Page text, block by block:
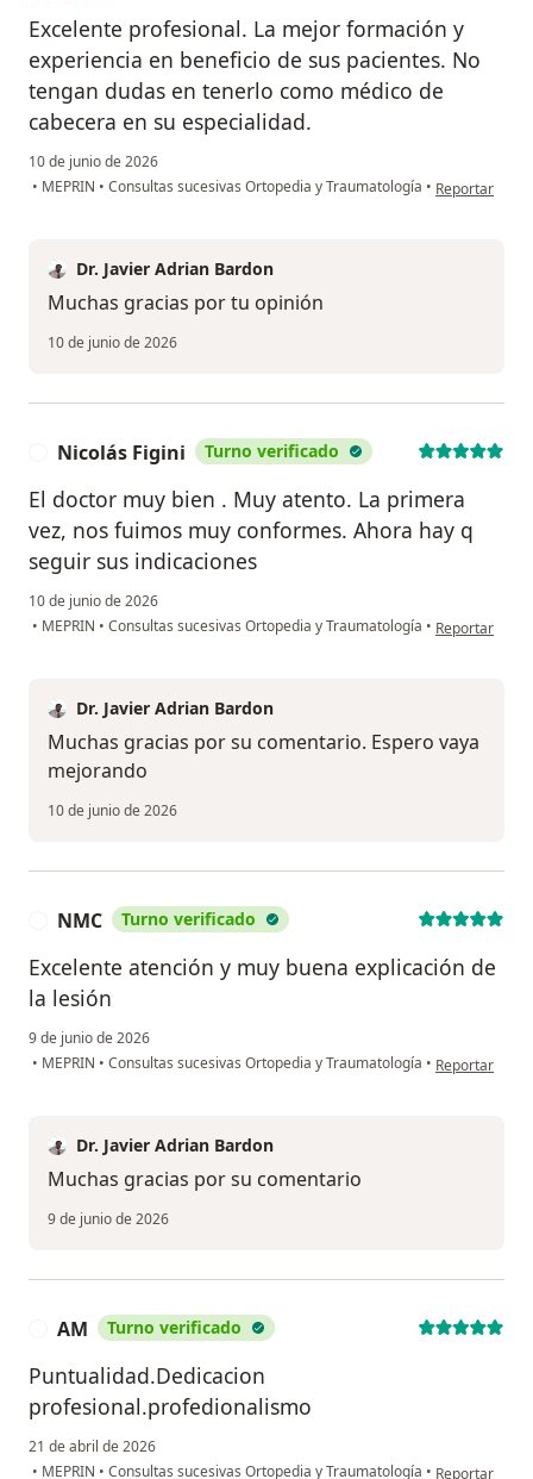
Excelente profesional. La mejor formación y
experiencia en beneficio de sus pacientes. No
tengan dudas en tenerlo como médico de
cabecera en su especialidad.
10 de junio de 2026
• MEPRIN • Consultas sucesivas Ortopedia y Traumatología • en opinión
Reportar
Dr. Javier Adrian Bardon
Muchas gracias por tu opinión
10 de junio de 2026
Nicolás Figini Turno verificado
El doctor muy bien . Muy atento. La primera
vez, nos fuimos muy conformes. Ahora hay q
seguir sus indicaciones
10 de junio de 2026
• MEPRIN • Consultas sucesivas Ortopedia y Traumatología • en opinión del
Reportar
Dr. Javier Adrian Bardon
Muchas gracias por su comentario. Espero vaya
mejorando
10 de junio de 2026
NMC Turno verificado
Excelente atención y muy buena explicación de
la lesión
9 de junio de 2026
• MEPRIN • Consultas sucesivas Ortopedia y Traumatología • en opinión del
Reportar
Dr. Javier Adrian Bardon
Muchas gracias por su comentario
9 de junio de 2026
AM Turno verificado
Puntualidad.Dedicacion
profesional.profedionalismo
21 de abril de 2026
• MEPRIN • Consultas sucesivas Ortopedia y Traumatología • en opinión
Reportar